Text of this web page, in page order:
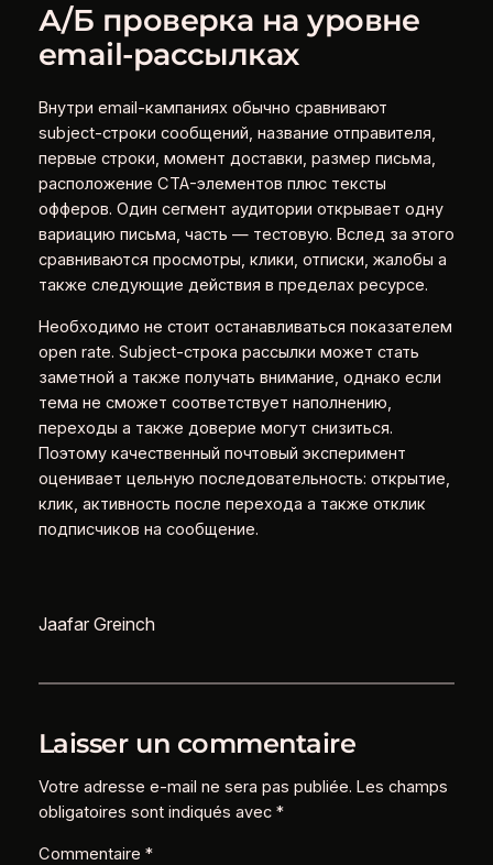
А/Б проверка на уровне
email-рассылках
Внутри email-кампаниях обычно сравнивают
subject-строки сообщений, название отправителя,
первые строки, момент доставки, размер письма,
расположение CTA-элементов плюс тексты
офферов. Один сегмент аудитории открывает одну
вариацию письма, часть — тестовую. Вслед за этого
сравниваются просмотры, клики, отписки, жалобы а
также следующие действия в пределах ресурсе.
Необходимо не стоит останавливаться показателем
open rate. Subject-строка рассылки может стать
заметной а также получать внимание, однако если
тема не сможет соответствует наполнению,
переходы а также доверие могут снизиться.
Поэтому качественный почтовый эксперимент
оценивает цельную последовательность: открытие,
клик, активность после перехода а также отклик
подписчиков на сообщение.
Jaafar Greinch
Laisser un commentaire
Votre adresse e-mail ne sera pas publiée. Les champs
obligatoires sont indiqués avec *
Commentaire *